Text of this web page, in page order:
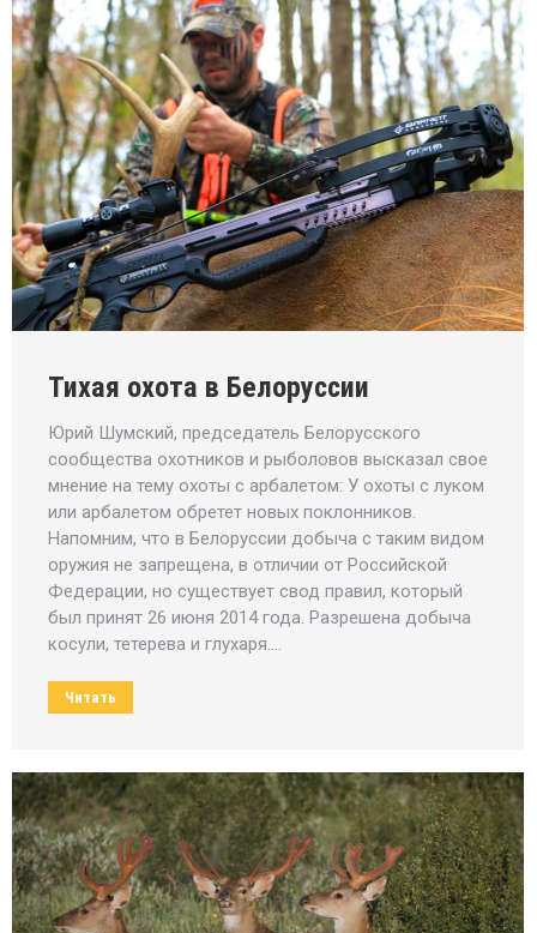
Тихая охота в Белоруссии
Юрий Шумский, председатель Белорусского
сообщества охотников и рыболовов высказал свое
мнение на тему охоты с арбалетом: У охоты с луком
или арбалетом обретет новых поклонников.
Напомним, что в Белоруссии добыча с таким видом
оружия не запрещена, в отличии от Российской
Федерации, но существует свод правил, который
был принят 26 июня 2014 года. Разрешена добыча
косули, тетерева и глухаря.…
Читать